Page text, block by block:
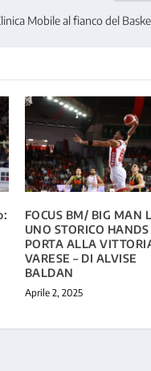
Mobile al fianco del
FOCUS BM/ BIG MAN
UNO STORICO HANDS
PORTA ALLA
VARESE – DI ALVISE
BALDAN
Aprile 2, 2025